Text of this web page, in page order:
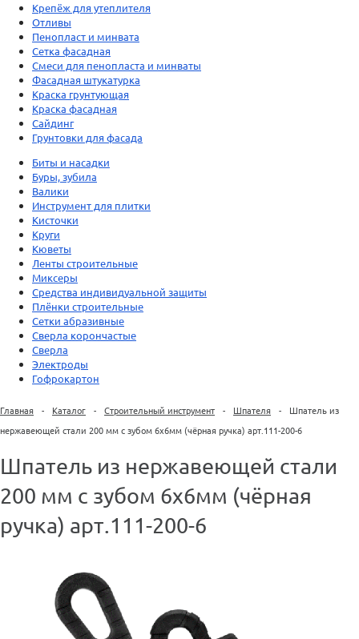
Крепёж для утеплителя
Отливы
Пенопласт и минвата
Сетка фасадная
Смеси для пенопласта и минваты
Фасадная штукатурка
Краска грунтующая
Краска фасадная
Сайдинг
Грунтовки для фасада
Биты и насадки
Буры, зубила
Валики
Инструмент для плитки
Кисточки
Круги
Кюветы
Ленты строительные
Миксеры
Средства индивидуальной защиты
Плёнки строительные
Сетки абразивные
Сверла корончастые
Сверла
Электроды
Гофрокартон
Главная - Каталог - Строительный инструмент - Шпателя -
Шпатель из
нержавеющей стали 200 мм с зубом 6х6мм (чёрная ручка) арт.111-200-6
Шпатель из нержавеющей стали
200 мм с зубом 6х6мм (чёрная
ручка) арт.111-200-6